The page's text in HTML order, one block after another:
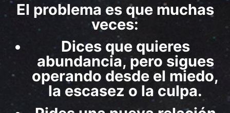
El problema es que muchas
veces:
Dices que quieres
abundancia, pero sigues
operando desde el miedo,
la escasez o la culpa.